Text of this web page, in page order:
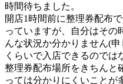
時間待ちました。
開店1時間前に整理券配布
っていますが、自分はその
んな状況か分かりません(
くらいで入店できるのでは
整理券配布場所をきちんと
っては分かりにくいことが